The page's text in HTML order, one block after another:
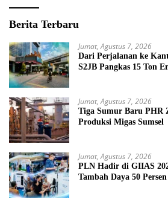
Berita Terbaru
Jumat, Agustus 7, 2026
Dari Perjalanan ke
S2JB Pangkas 15 Ton
Jumat, Agustus 7, 2026
Tiga Sumur Baru PHR
Produksi Migas Sumsel
Jumat, Agustus 7, 2026
PLN Hadir di GIIAS
Tambah Daya 50 Persen